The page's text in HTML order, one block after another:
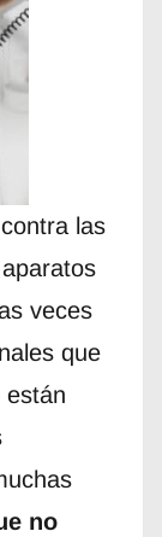
las
veces
que
están
no